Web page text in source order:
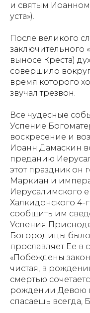
и святым
уста»).
После великого
заключительного
выносе Креста)
совершило
время которого
звучал трезвон.
Все чудесные
Успение
воскресение и
Иоанн Дамаскин
преданию
этот праздник он
Маркиан и
Иерусалимского
Халкидонского 4-
сообщить им
Успения
Богородицы было
прославляет Ее в
«Побеждены
чистая, в
смертью
рождении Девою
спасаешь всегда,